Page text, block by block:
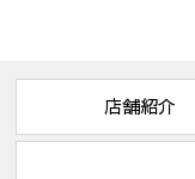
店舗紹介